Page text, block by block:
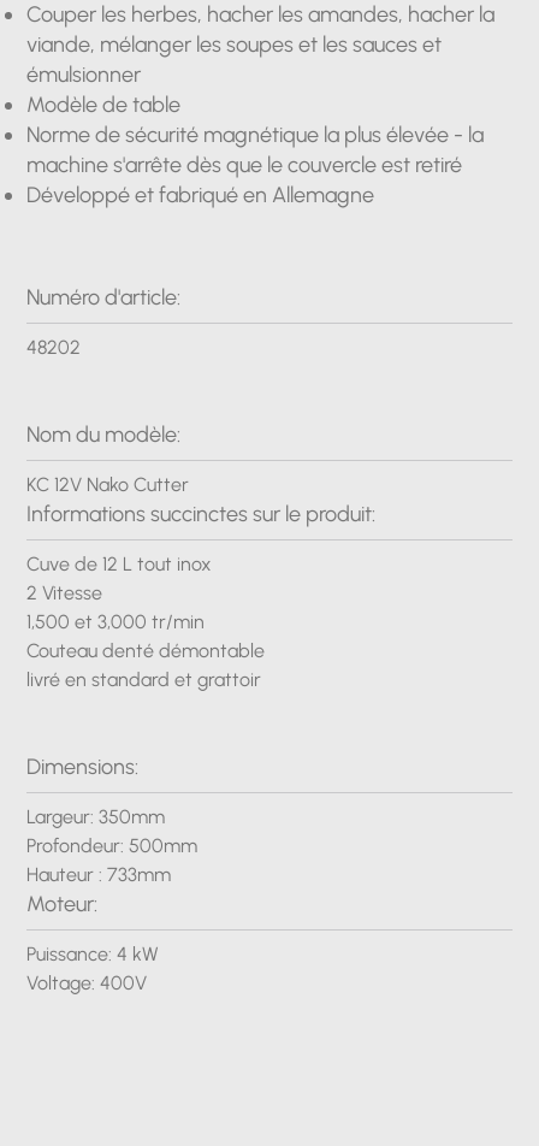
Couper les herbes, hacher les amandes, hacher la
viande, mélanger les soupes et les sauces et
émulsionner
Modèle de table
Norme de sécurité magnétique la plus élevée - la
machine s'arrête dès que le couvercle est retiré
Développé et fabriqué en Allemagne
Numéro d'article:
48202
Nom du modèle:
KC 12V Nako Cutter
Informations succinctes sur le produit:
Cuve de 12 L tout inox
2 Vitesse
1,500 et 3,000 tr/min
Couteau denté démontable
livré en standard et grattoir
Dimensions:
Largeur: 350mm
Profondeur: 500mm
Hauteur : 733mm
Moteur:
Puissance: 4 kW
Voltage: 400V